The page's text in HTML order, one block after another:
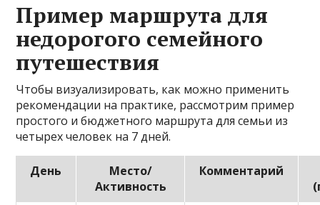
Пример маршрута для
недорогого семейного
путешествия
Чтобы визуализировать, как можно применить
рекомендации на практике, рассмотрим пример
простого и бюджетного маршрута для семьи из
четырех человек на 7 дней.
День
Место/
Активность
Комментарий